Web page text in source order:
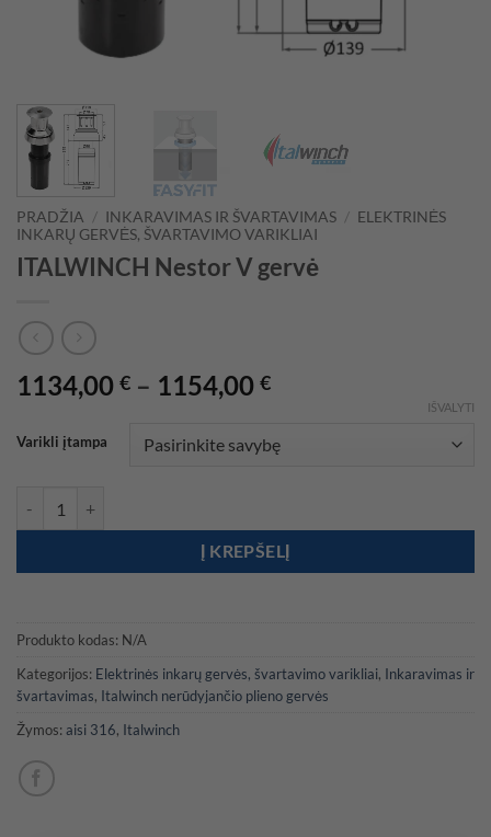
PRADŽIA / INKARAVIMAS IR ŠVARTAVIMAS / ELEKTRINĖS
INKARŲ GERVĖS, ŠVARTAVIMO VARIKLIAI
ITALWINCH Nestor V gervė
1134,00 € – 1154,00 €Price
1134,00 €
through
Varikli įtampa
IŠVALYTI
Į KREPŠELĮ
Produkto kodas: N/A
Kategorijos: Elektrinės inkarų gervės, švartavimo varikliai, Inkaravimas ir
švartavimas, Italwinch nerūdyjančio plieno gervės
Žymos: aisi 316, Italwinch